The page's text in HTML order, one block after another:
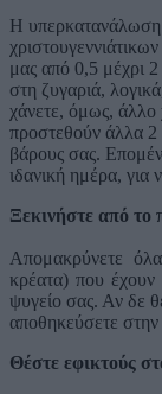
Η υπερκατανάλωση
μας από 0,5 μέχρι
στη ζυγαριά,
χάνετε, όμως,
προστεθούν άλλα 2
βάρους σας.
ιδανική ημέρα, για
Ξεκινήστε από το
Απομακρύνετε
κρέατα) που έχουν
ψυγείο σας. Αν δε
αποθηκεύσετε
Θέστε εφικτούς